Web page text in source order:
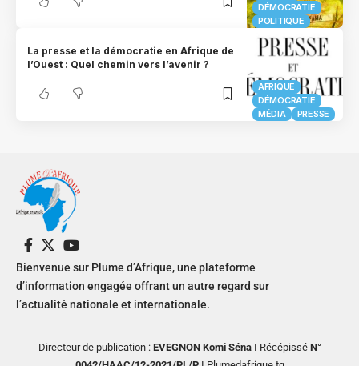
DÉMOCRATIE
POLITIQUE
AFRIQUE
DÉMOCRATIE
MÉDIA
PRESSE
La presse et la démocratie en Afrique de
l’Ouest : Quel chemin vers l’avenir ?
Bienvenue sur Plume d’Afrique, une plateforme
d’information engagée offrant un autre regard sur
l’actualité nationale et internationale.
Directeur de publication : EVEGNON Komi SénaI RécépisséN°